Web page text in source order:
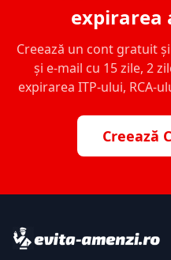
expirarea
Creează un cont gratuit
și e-mail cu 15 zile, 2
expirarea ITP-ului, RCA-
Creează